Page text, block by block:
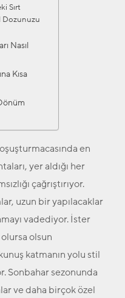
Sırt
Dozunuzu
Nasıl
Kısa
en
yer aldığı her
çağrıştırıyor.
uzun bir yapılacaklar
vadediyor. İster
olsun
katmanın yolu stil
Sonbahar sezonunda
ve daha birçok özel